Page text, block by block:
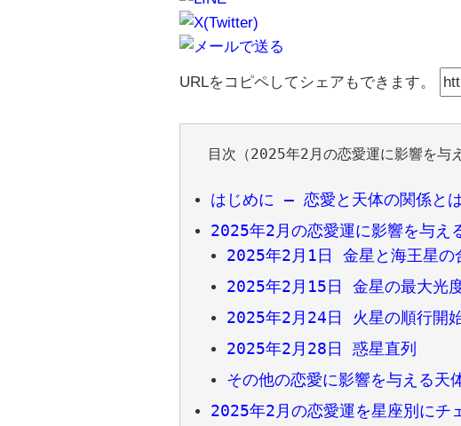
URLをコピペしてシェアもできます。
目次（2025年2月の恋愛運に影響を与
はじめに – 恋愛と天体の関係と
2025年2月の恋愛運に影響を与え
2025年2月1日 金星と海王星の
2025年2月15日 金星の最大光
2025年2月24日 火星の順行開
2025年2月28日 惑星直列
その他の恋愛に影響を与える天
2025年2月の恋愛運を星座別にチ